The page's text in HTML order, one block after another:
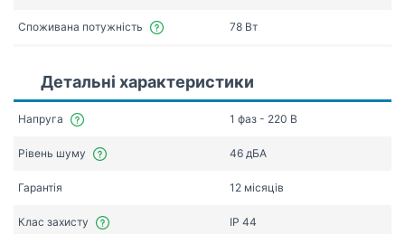
Споживана потужність 78 Вт
Детальні характеристики
Напруга 1 фаз - 220 В
Рівень шуму 46 дБА
Гарантія 12 місяців
Клас захисту IP 44